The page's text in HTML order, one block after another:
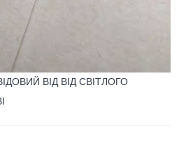
ВІД ВІД СВІТЛОГО